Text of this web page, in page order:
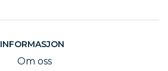
INFORMASJON
Om oss